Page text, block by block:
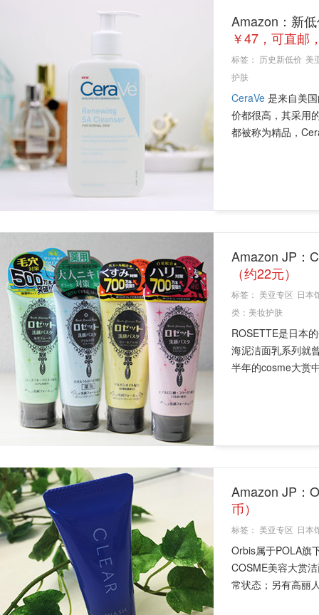
Amazon：新
￥47，可直邮
标签： 历史新低价 美
护肤
CeraVe 是来自美
价都很高，其采用
都被称为精品，
Amazon JP：
（约22元）
标签： 美亚专区 日本
类： 美妆护肤
ROSETTE是日本
海泥洁面乳系列就
半年的cosme大赏
Amazon JP：
币）
标签： 美亚专区 日本
Orbis属于POLA旗
COSME美容大赏
常状态；另有高丽